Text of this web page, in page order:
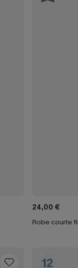
24,00 €
Robe courte
12